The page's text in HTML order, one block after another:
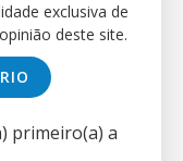
exclusiva de
deste site.
primeiro(a) a